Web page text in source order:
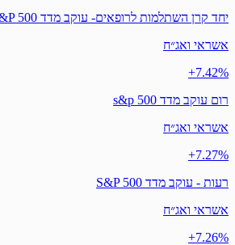
יחד קרן השתלמות לרופאים- עוקב מדד S&P 500
אשראי ואג״ח
‎+7.42%
רום עוקב מדד s&p 500
אשראי ואג״ח
‎+7.27%
רעות - עוקב מדד S&P 500
אשראי ואג״ח
‎+7.26%